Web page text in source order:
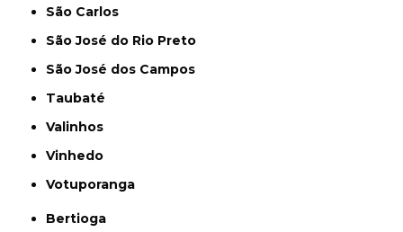
São Carlos
São José do Rio Preto
São José dos Campos
Taubaté
Valinhos
Vinhedo
Votuporanga
Bertioga